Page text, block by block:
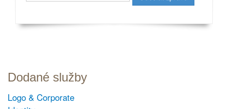
Dodané služby
Logo & Corporate